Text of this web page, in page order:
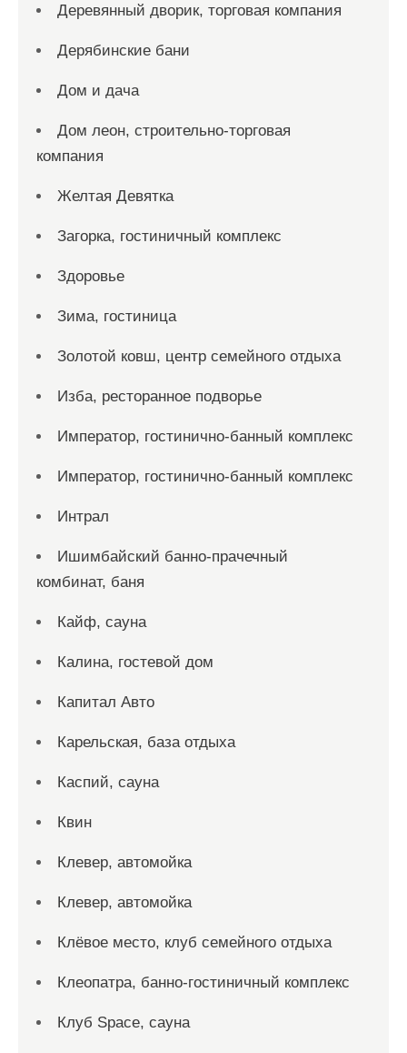
Деревянный дворик, торговая компания
Дерябинские бани
Дом и дача
Дом леон, строительно-торговая
компания
Желтая Девятка
Загорка, гостиничный комплекс
Здоровье
Зима, гостиница
Золотой ковш, центр семейного отдыха
Изба, ресторанное подворье
Император, гостинично-банный комплекс
Император, гостинично-банный комплекс
Интрал
Ишимбайский банно-прачечный
комбинат, баня
Кайф, сауна
Калина, гостевой дом
Капитал Авто
Карельская, база отдыха
Каспий, сауна
Квин
Клевер, автомойка
Клевер, автомойка
Клёвое место, клуб семейного отдыха
Клеопатра, банно-гостиничный комплекс
Клуб Space, сауна